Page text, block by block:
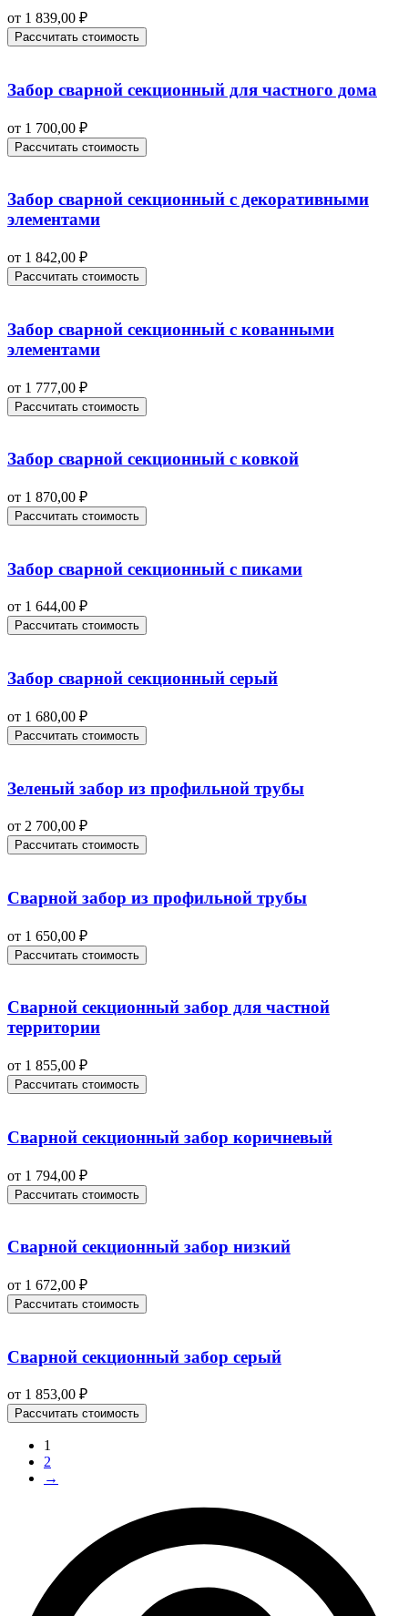
от 1 839,00 ₽
Рассчитать стоимость
Забор сварной секционный для частного дома
от 1 700,00 ₽
Рассчитать стоимость
Забор сварной секционный с декоративными
элементами
от 1 842,00 ₽
Рассчитать стоимость
Забор сварной секционный с кованными
элементами
от 1 777,00 ₽
Рассчитать стоимость
Забор сварной секционный с ковкой
от 1 870,00 ₽
Рассчитать стоимость
Забор сварной секционный с пиками
от 1 644,00 ₽
Рассчитать стоимость
Забор сварной секционный серый
от 1 680,00 ₽
Рассчитать стоимость
Зеленый забор из профильной трубы
от 2 700,00 ₽
Рассчитать стоимость
Сварной забор из профильной трубы
от 1 650,00 ₽
Рассчитать стоимость
Сварной секционный забор для частной
территории
от 1 855,00 ₽
Рассчитать стоимость
Сварной секционный забор коричневый
от 1 794,00 ₽
Рассчитать стоимость
Сварной секционный забор низкий
от 1 672,00 ₽
Рассчитать стоимость
Сварной секционный забор серый
от 1 853,00 ₽
Рассчитать стоимость
1
2
→